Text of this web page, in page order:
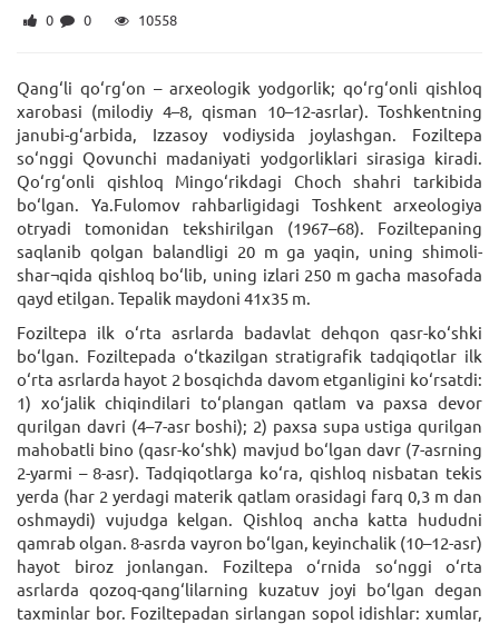
0 0 10558
Qang‘li qo‘rg‘on – arxeologik yodgorlik; qo‘rg‘onli qishloq
xarobasi (milodiy 4–8, qisman 10–12-asrlar). Toshkentning
janubi-g‘arbida, Izzasoy vodiysida joylashgan. Foziltepa
so‘nggi Qovunchi madaniyati yodgorliklari sirasiga kiradi.
Qo‘rg‘onli qishloq Mingo‘rikdagi Choch shahri tarkibida
bo‘lgan. Ya.Fulomov rahbarligidagi Toshkent arxeologiya
otryadi tomonidan tekshirilgan (1967–68). Foziltepaning
saqlanib qolgan balandligi 20 m ga yaqin, uning shimoli-
shar¬qida qishloq bo‘lib, uning izlari 250 m gacha masofada
qayd etilgan. Tepalik maydoni 41x35 m.
Foziltepa ilk o‘rta asrlarda badavlat dehqon qasr-ko‘shki
bo‘lgan. Foziltepada o‘tkazilgan stratigrafik tadqiqotlar ilk
o‘rta asrlarda hayot 2 bosqichda davom etganligini ko‘rsatdi:
1) xo‘jalik chiqindilari to‘plangan qatlam va paxsa devor
qurilgan davri (4–7-asr boshi); 2) paxsa supa ustiga qurilgan
mahobatli bino (qasr-ko‘shk) mavjud bo‘lgan davr (7-asrning
2-yarmi – 8-asr). Tadqiqotlarga ko‘ra, qishloq nisbatan tekis
yerda (har 2 yerdagi materik qatlam orasidagi farq 0,3 m dan
oshmaydi) vujudga kelgan. Qishloq ancha katta hududni
qamrab olgan. 8-asrda vayron bo‘lgan, keyinchalik (10–12-asr)
hayot biroz jonlangan. Foziltepa o‘rnida so‘nggi o‘rta
asrlarda qozoq-qang‘lilarning kuzatuv joyi bo‘lgan degan
taxminlar bor. Foziltepadan sirlangan sopol idishlar: xumlar,